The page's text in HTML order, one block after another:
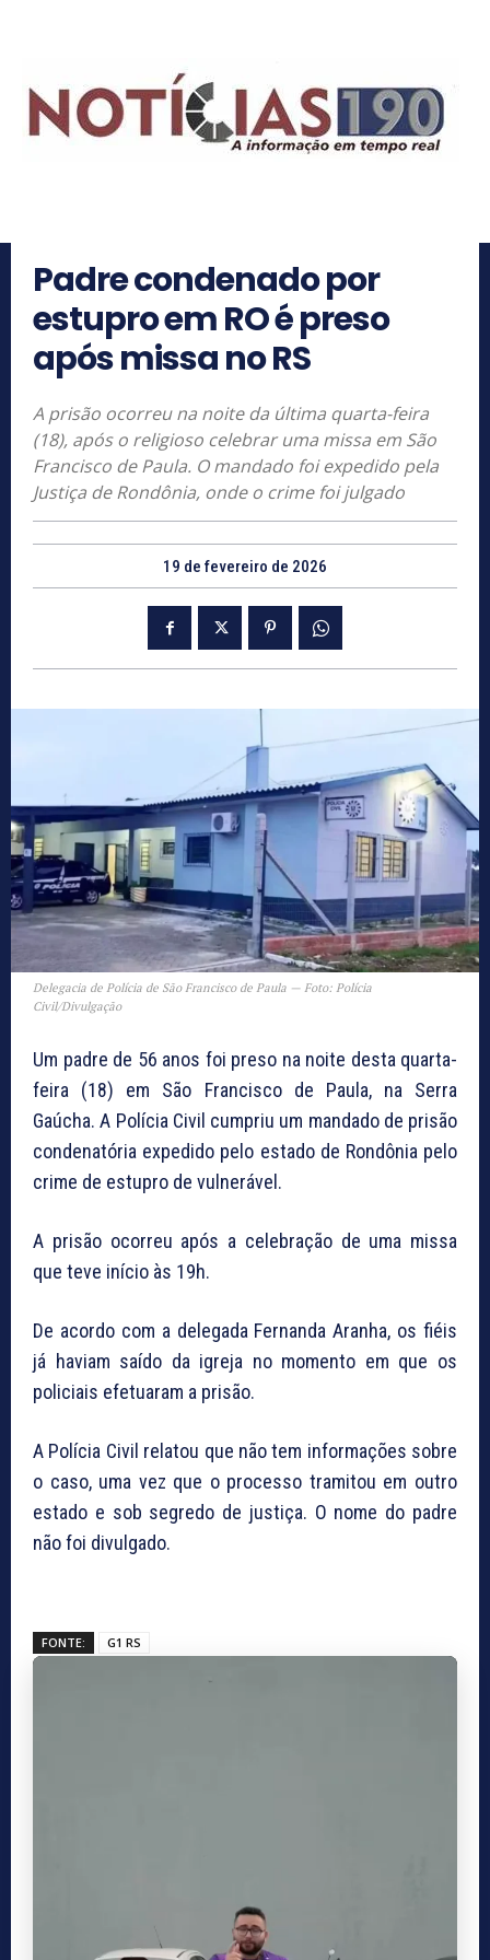
Padre condenado por
estupro em RO é preso
após missa no RS
A prisão ocorreu na noite da última quarta-feira
(18), após o religioso celebrar uma missa em São
Francisco de Paula. O mandado foi expedido pela
Justiça de Rondônia, onde o crime foi julgado
19 de fevereiro de 2026
Delegacia de Polícia de São Francisco de Paula — Foto: Polícia
Civil/Divulgação
Um padre de 56 anos foi preso na noite desta quarta-
feira (18) em São Francisco de Paula, na Serra
Gaúcha. A Polícia Civil cumpriu um mandado de prisão
condenatória expedido pelo estado de Rondônia pelo
crime de estupro de vulnerável.
A prisão ocorreu após a celebração de uma missa
que teve início às 19h.
De acordo com a delegada Fernanda Aranha, os fiéis
já haviam saído da igreja no momento em que os
policiais efetuaram a prisão.
A Polícia Civil relatou que não tem informações sobre
o caso, uma vez que o processo tramitou em outro
estado e sob segredo de justiça. O nome do padre
não foi divulgado.
FONTE: G1 RS